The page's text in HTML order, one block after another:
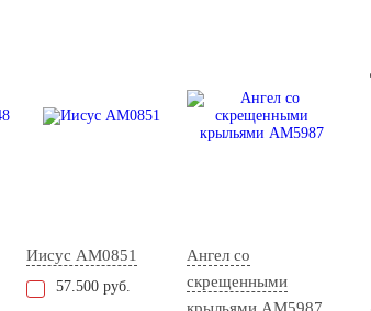
Иисус AM0851
57.500 руб.
Ангел со
скрещенными